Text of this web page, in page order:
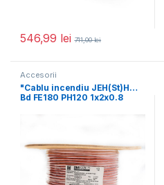
546,99 lei 711,00lei
Accesorii
"Cablu incendiu JEH(St)H…
Bd FE180 PH120 1x2x0.8